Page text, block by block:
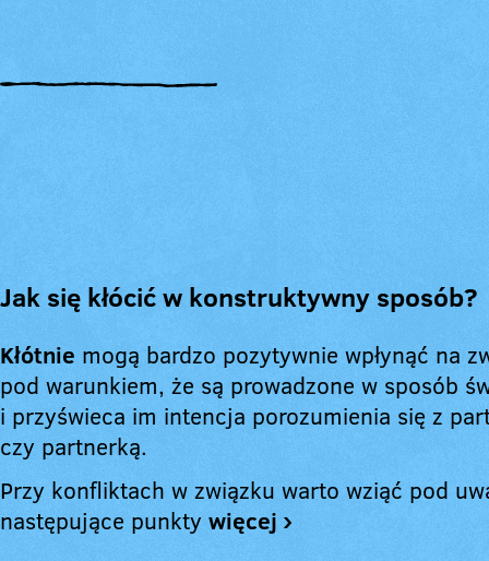
Jak się kłócić w konstruktywny sposób?
Kłótnie mogą bardzo pozytywnie wpłynąć na
pod warunkiem, że są prowadzone w sposób
i przyświeca im intencja porozumienia się z
czy partnerką.
Przy konfliktach w związku warto wziąć pod
następujące punkty więcej ›